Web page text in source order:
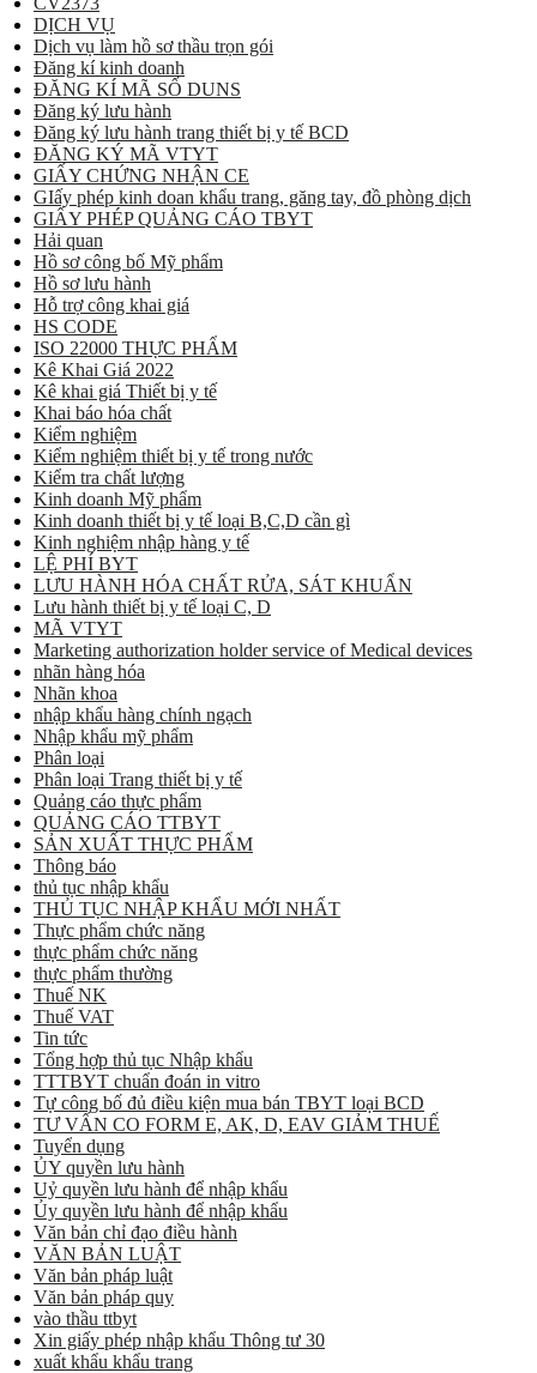
DỊCH VỤ
Dịch vụ làm hồ sơ thầu trọn gói
Đăng kí kinh doanh
ĐĂNG KÍ MÃ SỐ DUNS
Đăng ký lưu hành
Đăng ký lưu hành trang thiết bị y tế BCD
ĐĂNG KÝ MÃ VTYT
GIẤY CHỨNG NHẬN CE
GIấy phép kinh doan khẩu trang, găng tay, đồ phòng dịch
GIẤY PHÉP QUẢNG CÁO TBYT
Hải quan
Hồ sơ công bố Mỹ phẩm
Hồ sơ lưu hành
Hỗ trợ công khai giá
HS CODE
ISO 22000 THỰC PHẨM
Kê Khai Giá 2022
Kê khai giá Thiết bị y tế
Khai báo hóa chất
Kiểm nghiệm
Kiểm nghiệm thiết bị y tế trong nước
Kiểm tra chất lượng
Kinh doanh Mỹ phẩm
Kinh doanh thiết bị y tế loại B,C,D cần gì
Kinh nghiệm nhập hàng y tế
LỆ PHÍ BYT
LƯU HÀNH HÓA CHẤT RỬA, SÁT KHUẨN
Lưu hành thiết bị y tế loại C, D
MÃ VTYT
Marketing authorization holder service of Medical devices
nhãn hàng hóa
Nhãn khoa
nhập khẩu hàng chính ngạch
Nhập khẩu mỹ phẩm
Phân loại
Phân loại Trang thiết bị y tế
Quảng cáo thực phẩm
QUẢNG CÁO TTBYT
SẢN XUẤT THỰC PHẨM
Thông báo
thủ tục nhập khẩu
THỦ TỤC NHẬP KHẨU MỚI NHẤT
Thực phẩm chức năng
thực phẩm chức năng
thực phẩm thường
Thuế NK
Thuế VAT
Tin tức
Tổng hợp thủ tục Nhập khẩu
TTTBYT chuẩn đoán in vitro
Tự công bố đủ điều kiện mua bán TBYT loại BCD
TƯ VẤN CO FORM E, AK, D, EAV GIẢM THUẾ
Tuyển dụng
ỦY quyền lưu hành
Uỷ quyền lưu hành để nhập khẩu
Ủy quyền lưu hành để nhập khẩu
Văn bản chỉ đạo điều hành
VĂN BẢN LUẬT
Văn bản pháp luật
Văn bản pháp quy
vào thầu ttbyt
Xin giấy phép nhập khẩu Thông tư 30
xuất khẩu khẩu trang